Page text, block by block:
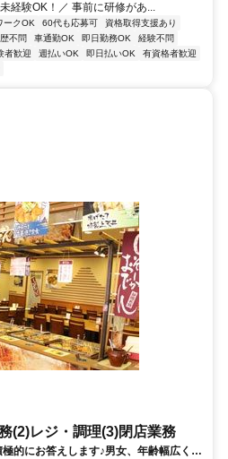
経験OK！／ 事前に研修があ...
ークOK 60代も応募可
資格取得支援あり
不問 車通勤OK 即日勤務OK
経験不問
者歓迎 週払いOK 即日払いOK
有資格者歓迎
(2)レジ・調理(3)閉店業務
的にお答えします♪男女、年齢幅広く活